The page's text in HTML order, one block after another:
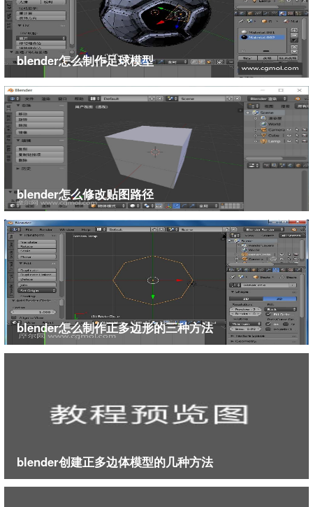
blender怎么制作足球模型
blender怎么修改贴图路径
blender怎么制作正多边形的三种方法
blender创建正多边体模型的几种方法